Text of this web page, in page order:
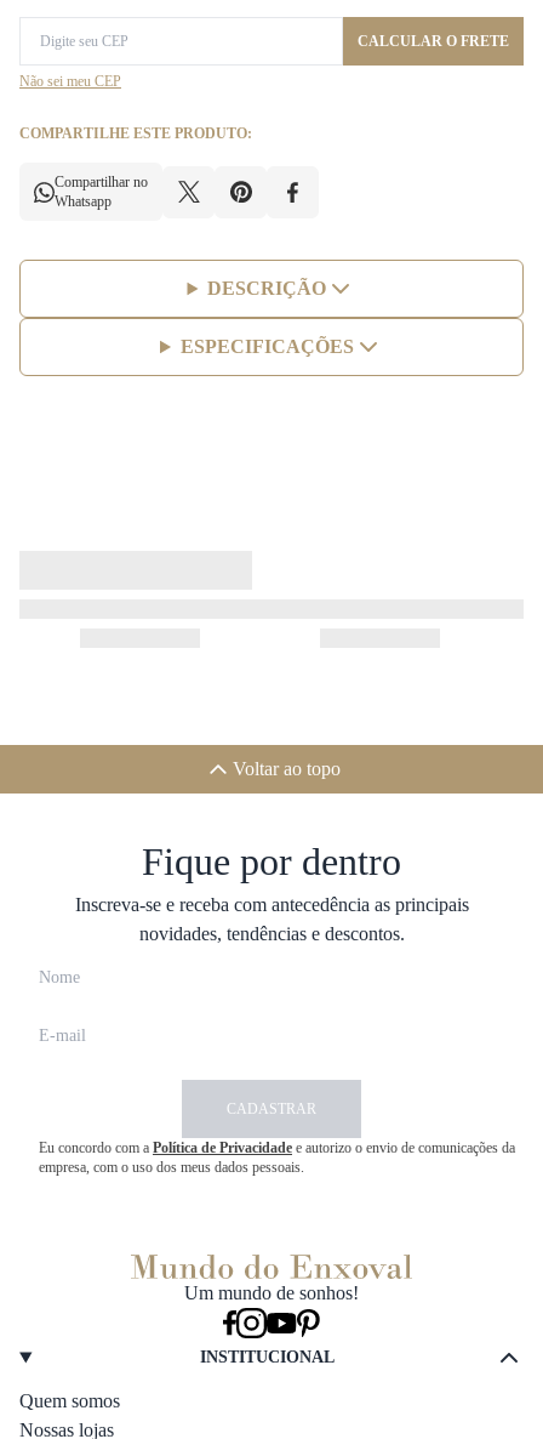
CALCULAR O FRETE
Não sei meu CEP
COMPARTILHE ESTE PRODUTO:
Compartilhar no
Whatsapp
DESCRIÇÃO
ESPECIFICAÇÕES
Voltar ao topo
Fique por dentro
Inscreva-se e receba com antecedência as principais
novidades, tendências e descontos.
CADASTRAR
Eu concordo com a Política de Privacidade e autorizo o envio de comunicações da
empresa, com o uso dos meus dados pessoais.
Um mundo de sonhos!
INSTITUCIONAL
Quem somos
Nossas lojas